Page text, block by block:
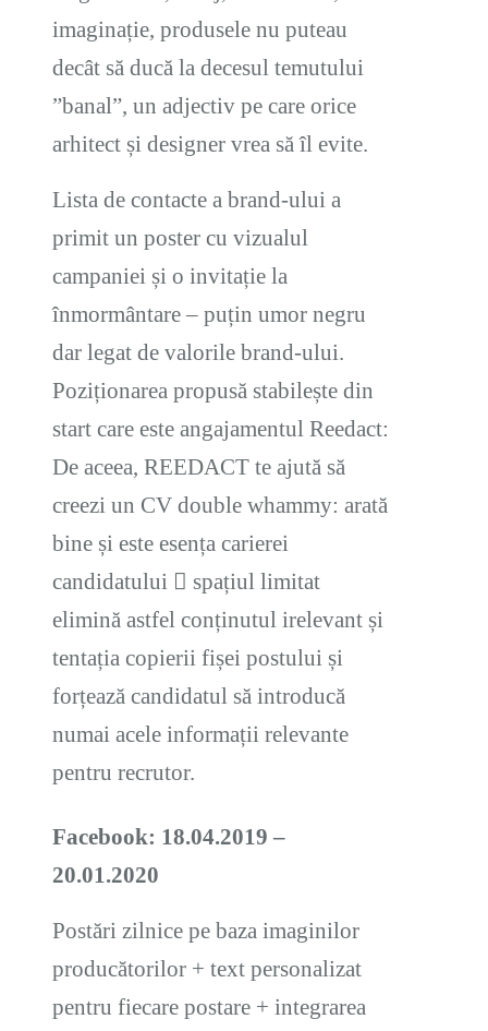
imaginație, produsele nu puteau
decât să ducă la decesul temutului
”banal”, un adjectiv pe care orice
arhitect și designer vrea să îl evite.
Lista de contacte a brand-ului a
primit un poster cu vizualul
campaniei și o invitație la
înmormântare – puțin umor negru
dar legat de valorile brand-ului.
Poziționarea propusă stabilește din
start care este angajamentul Reedact:
De aceea, REEDACT te ajută să
creezi un CV double whammy: arată
bine și este esența carierei
candidatului  spațiul limitat
elimină astfel conținutul irelevant și
tentația copierii fișei postului și
forțează candidatul să introducă
numai acele informații relevante
pentru recrutor.
Facebook: 18.04.2019 –
20.01.2020
Postări zilnice pe baza imaginilor
producătorilor + text personalizat
pentru fiecare postare + integrarea